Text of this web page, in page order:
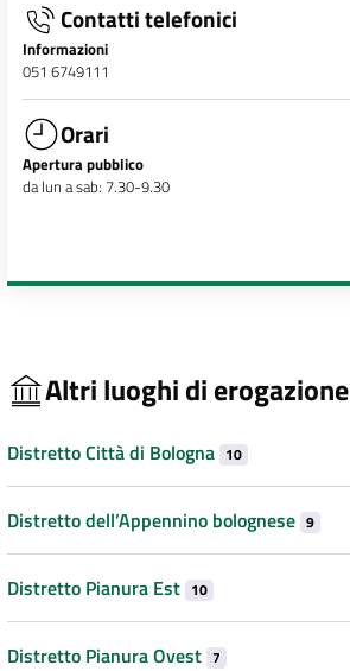
Contatti telefonici
Informazioni
051 6749111
Orari
Apertura pubblico
da lun a sab: 7.30-9.30
Altri luoghi di erogazione
Distretto Città di Bologna 10
Distretto dell’Appennino bolognese 9
Distretto Pianura Est 10
Distretto Pianura Ovest 7